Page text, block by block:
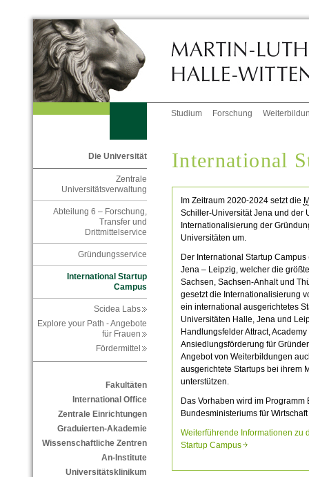
Studium Forschung
Die Universität
Zentrale
Universitätsverwaltung
Abteilung 6 – Forschung,
Transfer und
Drittmittelservice
Gründungsservice
International Startup
Campus
Scidea Labs
Explore your Path - Angebote
für Frauen
Fördermittel
Fakultäten
International Office
Zentrale Einrichtungen
Graduierten-Akademie
Wissenschaftliche Zentren
An-Institute
Universitätsklinikum
International
Im Zeitraum 2020-2024 setzt die
Schiller-Universität Jena und der
Internationalisierung der
Universitäten um.
Der International Startup
Jena – Leipzig, welcher die
Sachsen, Sachsen-Anhalt und
gesetzt die Internationalisierung
ein international ausgerichtetes
Universitäten Halle, Jena und
Handlungsfelder Attract,
Ansiedlungsförderung für
Angebot von Weiterbildungen
ausgerichtete Startups bei ihrem
unterstützen.
Das Vorhaben wird im Programm
Bundesministeriums für
Weiterführende Informationen zu
Startup Campus